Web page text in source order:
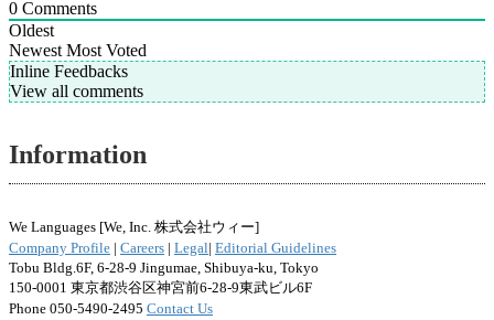
0 Comments
Oldest
Newest Most Voted
Inline Feedbacks
View all comments
Information
We Languages [We, Inc. 株式会社ウィー]
Company Profile | Careers | Legal| Editorial Guidelines
Tobu Bldg.6F, 6-28-9 Jingumae, Shibuya-ku, Tokyo
150-0001 東京都渋谷区神宮前6-28-9東武ビル6F
Phone 050-5490-2495 Contact Us